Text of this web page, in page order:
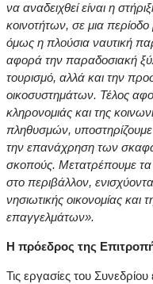
να αναδειχθεί είναι η
κοινοτήτων, σε μια
όμως η πλούσια ναυτική
αφορά την παραδοσιακή
τουρισμό, αλλά και την
οικοσυστημάτων. Τέλος
κληρονομιάς και της
πληθυσμών, υποστηρίζουμε
την επανάχρηση των
σκοπούς. Μετατρέπουμε
στο περιβάλλον,
νησιωτικής οικονομίας
επαγγελμάτων».
Η πρόεδρος της
Τις εργασίες του Συνεδρίου